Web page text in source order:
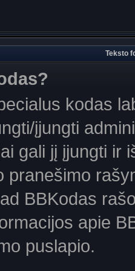
Teksto
kodas
įjungti
gali jį įjungti ir
pranešimo
BBKodas
apie
puslapio.